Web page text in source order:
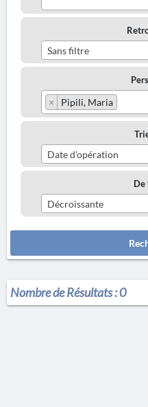
Sans filtre
× Pipili, Maria
Date d'opération
De
Décroissante
Nombre de Résultats :0